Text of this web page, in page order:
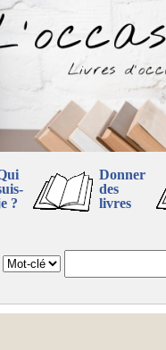
?
Donner
des
livres